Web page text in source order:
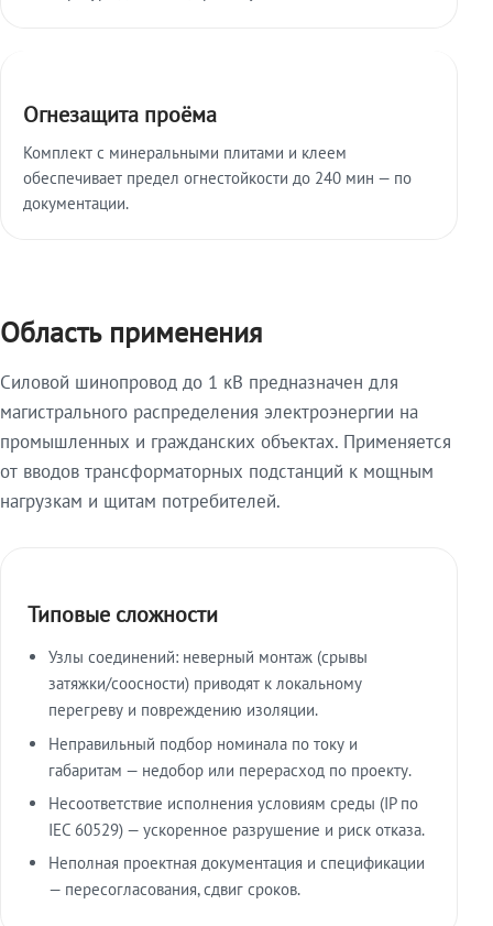
Огнезащита проёма
Комплект с минеральными плитами и клеем
обеспечивает предел огнестойкости до 240 мин — по
документации.
Область применения
Силовой шинопровод до 1 кВ предназначен для
магистрального распределения электроэнергии на
промышленных и гражданских объектах. Применяется
от вводов трансформаторных подстанций к мощным
нагрузкам и щитам потребителей.
Типовые сложности
Узлы соединений: неверный монтаж (срывы
затяжки/соосности) приводят к локальному
перегреву и повреждению изоляции.
Неправильный подбор номинала по току и
габаритам — недобор или перерасход по проекту.
Несоответствие исполнения условиям среды (IP по
IEC 60529) — ускоренное разрушение и риск отказа.
Неполная проектная документация и спецификации
— пересогласования, сдвиг сроков.